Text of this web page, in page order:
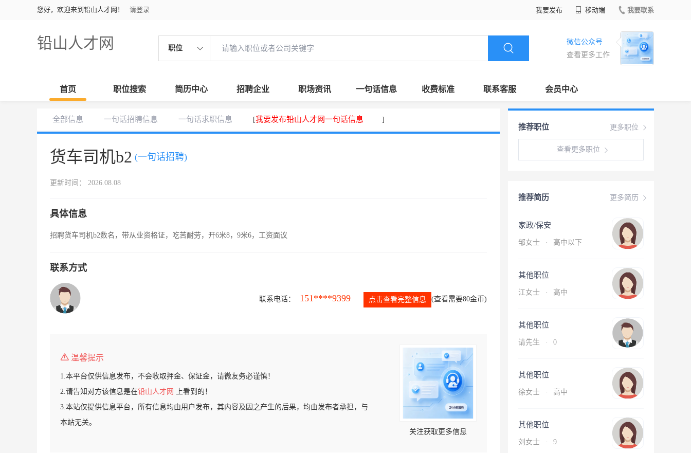
您好，欢迎来到铅山人才网！ 请登录 我要发布 移动端 我要联系
铅山人才网 职位
微信公众号
查看更多工作
首页 职位搜索 简历中心 招聘企业 职场资讯 一句话信息 收费标准 联系客服 会员中心
全部信息 一句话招聘信息 一句话求职信息 [我要发布铅山人才网一句话信息 ]
货车司机b2 (一句话招聘)
更新时间： 2026.08.08
具体信息
招聘货车司机b2数名，带从业资格证，吃苦耐劳，开6米8，9米6，工资面议
联系方式
联系电话： 151****9399 点击查看完整信息 (查看需要80金币)
温馨提示
1.本平台仅供信息发布，不会收取押金、保证金，请微友务必谨慎！
2.请告知对方该信息是在铅山人才网
上看到的！
3.本站仅提供信息平台，所有信息均由用户发布，其内容及因之产生的后果，均由发布者承担，与
本站无关。
关注获取更多信息
更多职位
推荐职位
查看更多职位
更多简历
推荐简历
家政/保安
邹女士 · 高中以下
其他职位
江女士 · 高中
其他职位
请先生 · 0
其他职位
徐女士 · 高中
其他职位
刘女士 · 9